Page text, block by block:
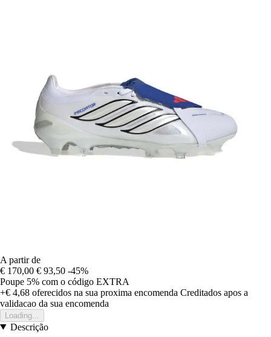
A partir de
€ 170,00 € 93,50 -45%
Poupe 5% com o código EXTRA
+€ 4,68 oferecidos na sua proxima encomenda Creditados apos a
validacao da sua encomenda
Loading...
Descrição